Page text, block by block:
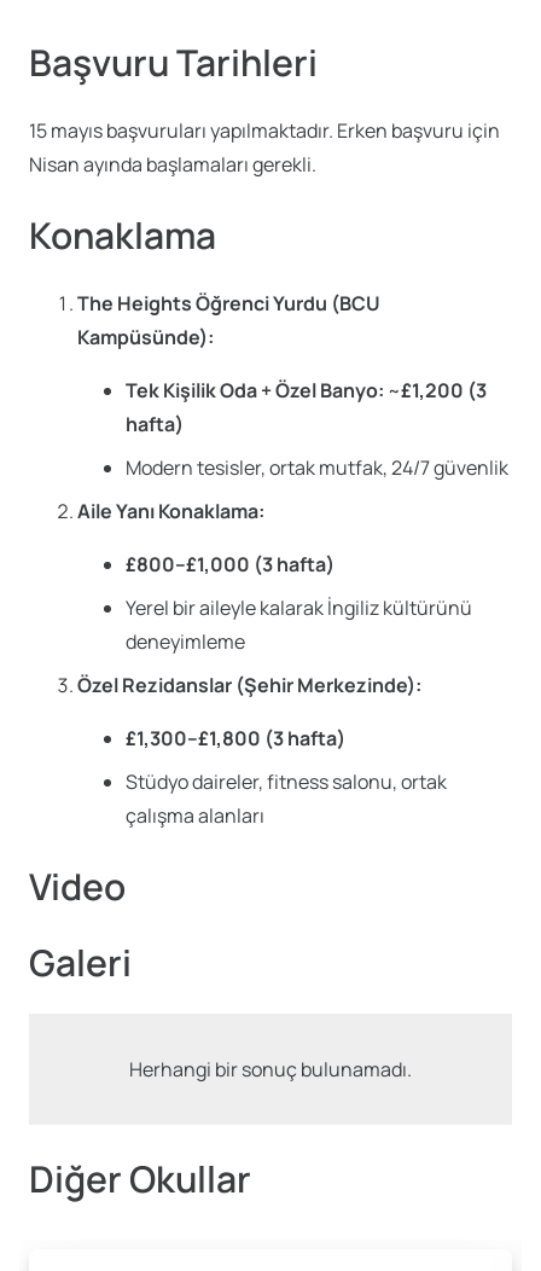
Başvuru Tarihleri
15 mayıs başvuruları yapılmaktadır. Erken başvuru için
Nisan ayında başlamaları gerekli.
Konaklama
The Heights Öğrenci Yurdu (BCU
Kampüsünde):
Tek Kişilik Oda + Özel Banyo: ~£1,200 (3
hafta)
Modern tesisler, ortak mutfak, 24/7 güvenlik
Aile Yanı Konaklama:
£800–£1,000 (3 hafta)
Yerel bir aileyle kalarak İngiliz kültürünü
deneyimleme
Özel Rezidanslar (Şehir Merkezinde):
£1,300–£1,800 (3 hafta)
Stüdyo daireler, fitness salonu, ortak
çalışma alanları
Video
Galeri
Herhangi bir sonuç bulunamadı.
Diğer Okullar